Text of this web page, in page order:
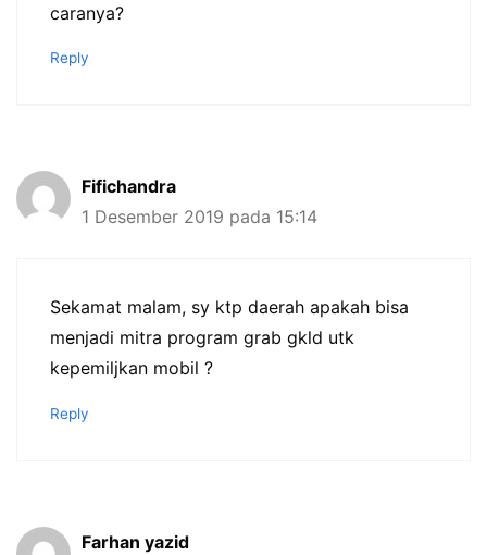
caranya?
Reply
Fifichandra
1 Desember 2019 pada 15:14
Sekamat malam, sy ktp daerah apakah bisa
menjadi mitra program grab gkld utk
kepemiljkan mobil ?
Reply
Farhan yazid